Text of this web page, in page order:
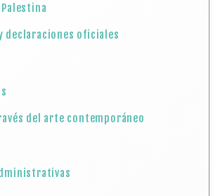
declaraciones oficiales
del arte contemporáneo